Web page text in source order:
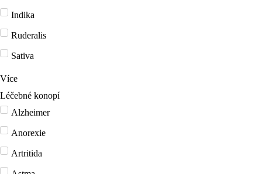
Indika
Ruderalis
Sativa
Více
Léčebné konopí
Alzheimer
Anorexie
Artritida